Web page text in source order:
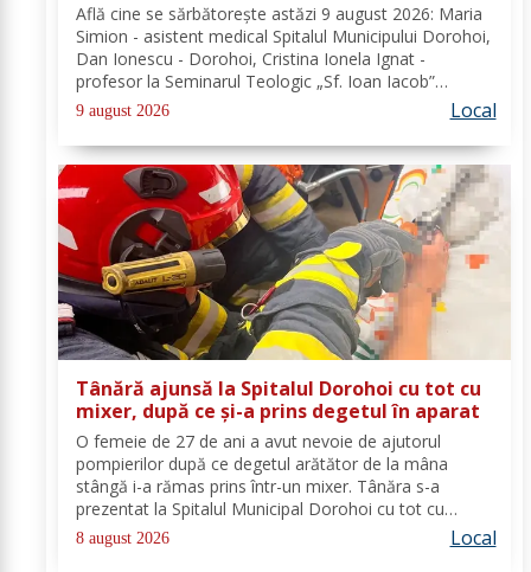
Află cine se sărbătoreşte astăzi 9 august 2026: Maria
Simion - asistent medical Spitalul Municipului Dorohoi,
Dan Ionescu - Dorohoi, Cristina Ionela Ignat -
profesor la Seminarul Teologic „Sf. Ioan Iacob”
Dorohoi, Ana-Maria Ojog - profesor- consilier
educativ Școala Gimnazială Nr. 1 Dumeni, Mihai...
9 august 2026 Local
Tânără ajunsă la Spitalul Dorohoi cu tot cu
mixer, după ce și-a prins degetul în aparat
O femeie de 27 de ani a avut nevoie de ajutorul
pompierilor după ce degetul arătător de la mâna
stângă i-a rămas prins într-un mixer. Tânăra s-a
prezentat la Spitalul Municipal Dorohoi cu tot cu
aparatul electrocasnic, iar medicii au solicitat
intervenția salvatorilor. Pompierii din cadrul...
8 august 2026 Local